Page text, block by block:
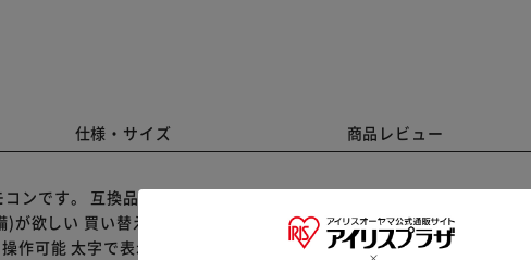
仕様・サイズ 商品レビュー
ンです。 互換品です。純正品ではございません。 純正リモコンが壊れ
が欲しい 買い替えたい方にオススメです。 ■特徴 設定不要ですぐに使
作可能 太字で表示された押しやすい大きなボタン 純正品とほとんど同